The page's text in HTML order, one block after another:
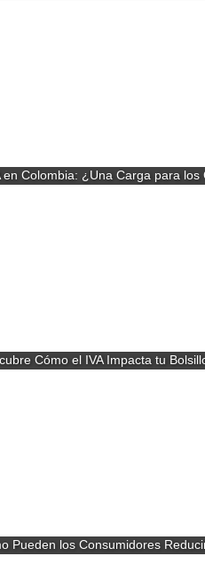
en Colombia: ¿Una Carga para los
Cómo el IVA Impacta tu
Pueden los Consumidores